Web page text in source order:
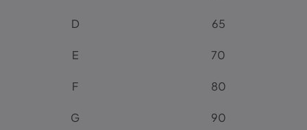
D 65
E 70
F 80
G 90